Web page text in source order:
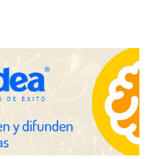
un solo producto multiplica
concurso ‘Talento Sénior’
por y para mayores